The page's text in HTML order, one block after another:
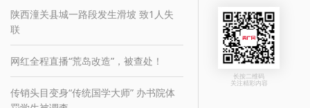
陕西潼关县城一路段发生滑坡 致1人失
联
网红全程直播“荒岛改造”，被查处！
传销头目变身“传统国学大师” 办书院体
长按二维码
关注精彩内容